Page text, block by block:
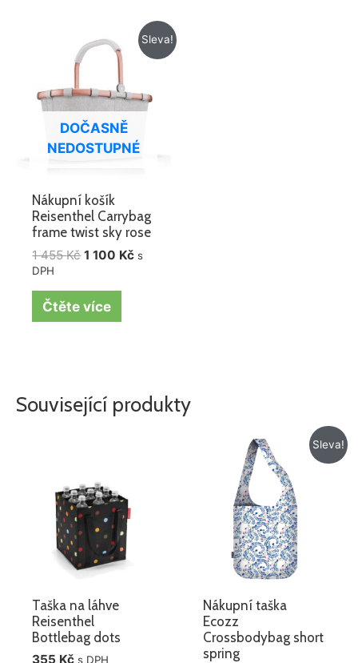
Sleva!
DOČASNĚ
NEDOSTUPNÉ
Nákupní košík
Reisenthel Carrybag
frame twist sky rose
1 455Kč
cena
455 Kč.
1 100 Kč
Aktuální
cena
100 Kč.
s
DPH
Čtěte více
Související produkty
Taška na láhve
Reisenthel
Bottlebag dots
355 Kč s DPH
Sleva!
Nákupní taška
Ecozz
Crossbodybag short
spring
Původní
cena
byla:
218 Kč.
Aktuální
cena
je:
128 Kč.